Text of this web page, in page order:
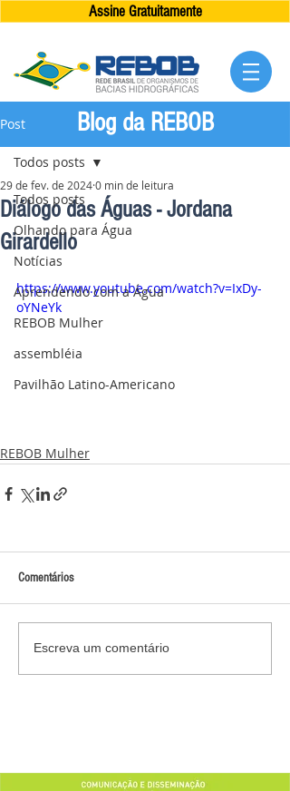
Assine Gratuitamente
Post
Todos posts
Olhando para Água
Notícias
Aprendendo com a Água
REBOB Mulher
assembléia
Pavilhão Latino-Americano
Todos posts
Diálogo das Águas - Jordana
Girardello
29 de fev. de 20240 min de leitura
https://www.youtube.com/watch?v=IxDy-
oYNeYk
REBOB Mulher
Comentários
Escreva um comentário
Blog da REBOB